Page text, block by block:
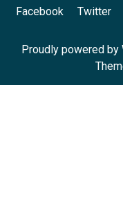
Facebook Twitter
Proudly powered by